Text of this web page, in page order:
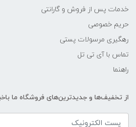
خدمات پس از فروش و گارانتی
حریم خصوصی
رهگیری مرسولات پستی
تماس با آی تی تل
راهنما
از تخفیف‌ها و جدیدترین‌های فروشگاه ما